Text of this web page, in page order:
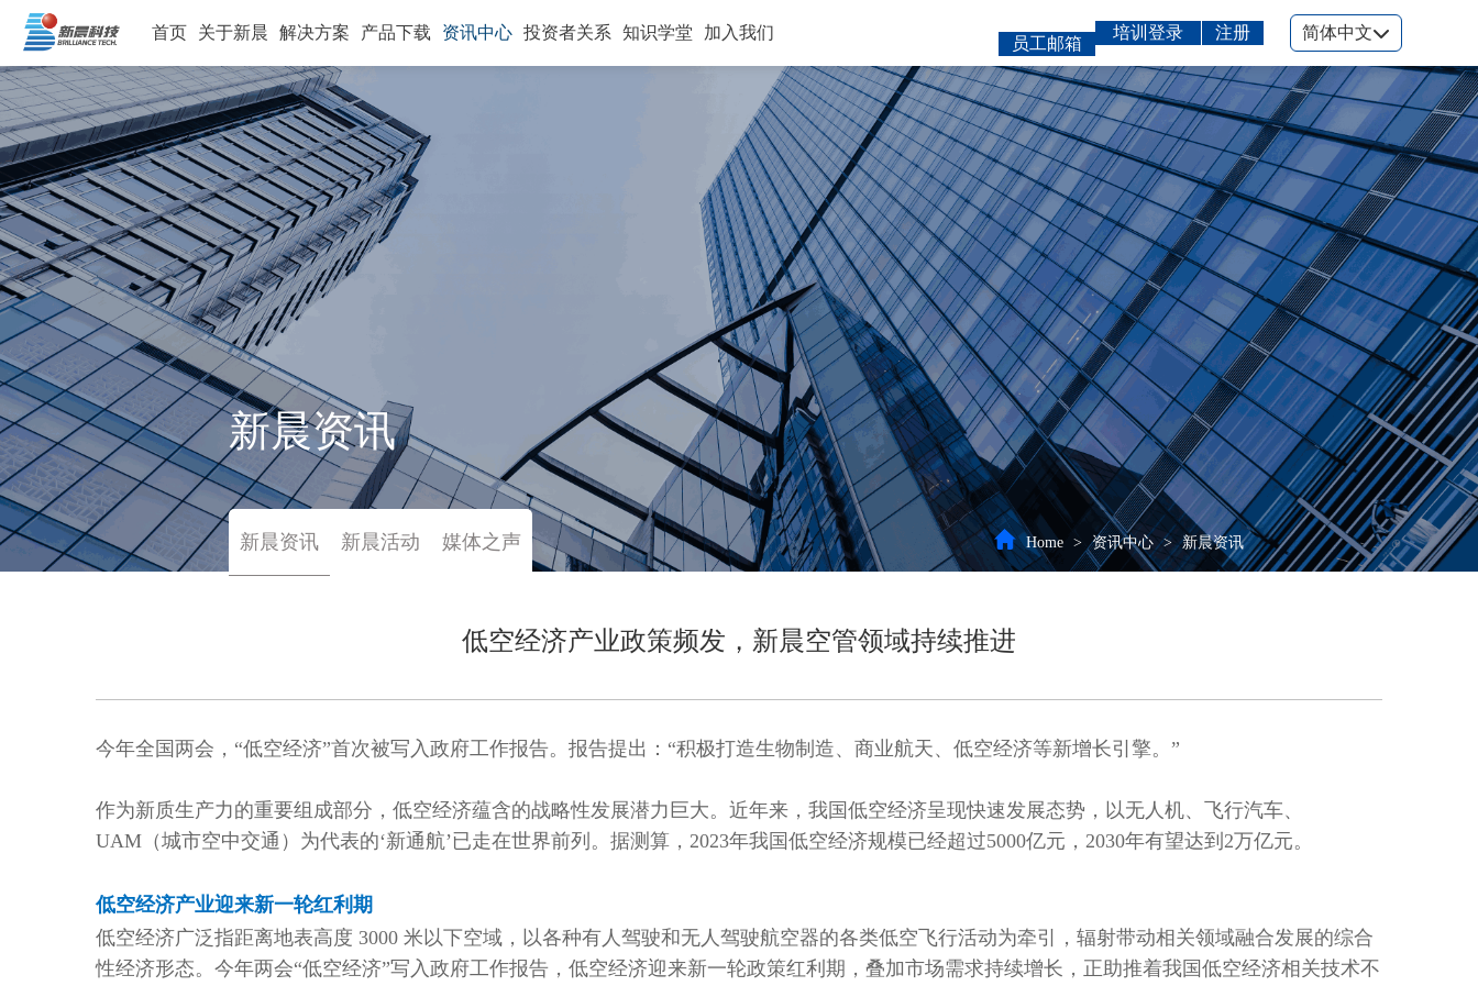
首页 关于新晨 解决方案 产品下载 资讯中心 投资者关系 知识学堂 加入我们
员工邮箱
培训登录 注册 简体中文
新晨资讯
新晨资讯 新晨活动 媒体之声 Home > 资讯中心 > 新晨资讯
低空经济产业政策频发，新晨空管领域持续推进
今年全国两会，“低空经济”首次被写入政府工作报告。报告提出：“积极打造生物制造、商业航天、低空经济等新增长引擎。”
作为新质生产力的重要组成部分，低空经济蕴含的战略性发展潜力巨大。近年来，我国低空经济呈现快速发展态势，以无人机、飞行汽车、
UAM（城市空中交通）为代表的‘新通航’已走在世界前列。据测算，2023年我国低空经济规模已经超过5000亿元，2030年有望达到2万亿元。
低空经济产业迎来新一轮红利期
低空经济广泛指距离地表高度 3000 米以下空域，以各种有人驾驶和无人驾驶航空器的各类低空飞行活动为牵引，辐射带动相关领域融合发展的综合
性经济形态。今年两会“低空经济”写入政府工作报告，低空经济迎来新一轮政策红利期，叠加市场需求持续增长，正助推着我国低空经济相关技术不